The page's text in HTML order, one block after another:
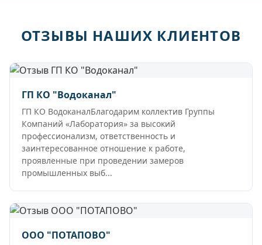
ОТЗЫВЫ НАШИХ КЛИЕНТОВ
ГП КО "Водоканал"
ГП КО ВодоканалБлагодарим коллектив Группы
Компаний «Лаборатория» за высокий
профессионализм, ответственность и
заинтересованное отношение к работе,
проявленные при проведении замеров
промышленных выб...
ООО "ПОТАПОВО"